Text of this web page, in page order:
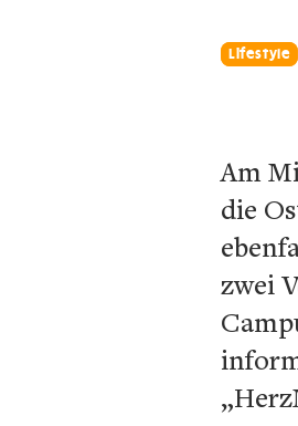
Lifestyle
Am
die
zwei